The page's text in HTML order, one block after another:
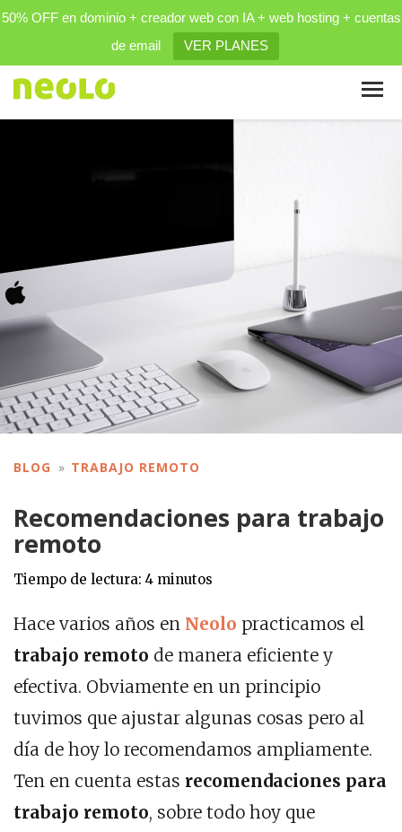
50% OFF en dominio + creador web con IA + web hosting + cuentas
de email
VER PLANES
BLOG TRABAJO REMOTO
Recomendaciones para trabajo
remoto
Tiempo de lectura: 4 minutos
Hace varios años en Neolo practicamos el
trabajo remoto de manera eficiente y
efectiva. Obviamente en un principio
tuvimos que ajustar algunas cosas pero al
día de hoy lo recomendamos ampliamente.
Ten en cuenta estas recomendaciones para
trabajo remoto, sobre todo hoy que